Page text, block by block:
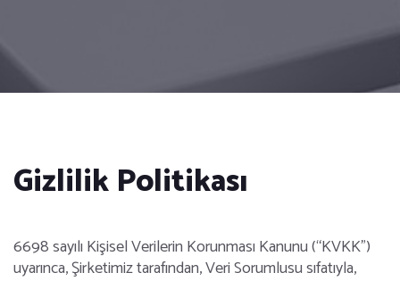
Gizlilik Politikası
6698 sayılı Kişisel Verilerin Korunması Kanunu (“KVKK”)
uyarınca, Şirketimiz tarafından, Veri Sorumlusu sıfatıyla,